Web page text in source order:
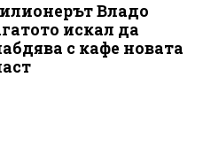
Владо
искал да
с кафе новата